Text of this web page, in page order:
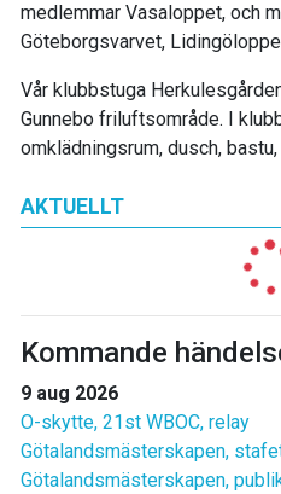
AKTUELLT
Kommande
9 aug 2026
O-skytte, 21st WBOC, relay
Götalandsmästerskapen,
Götalandsmästerskapen,
medlemmar Vasaloppet, och
Göteborgsvarvet,
Vår klubbstuga
Gunnebo friluftsområde. I
omklädningsrum, dusch,